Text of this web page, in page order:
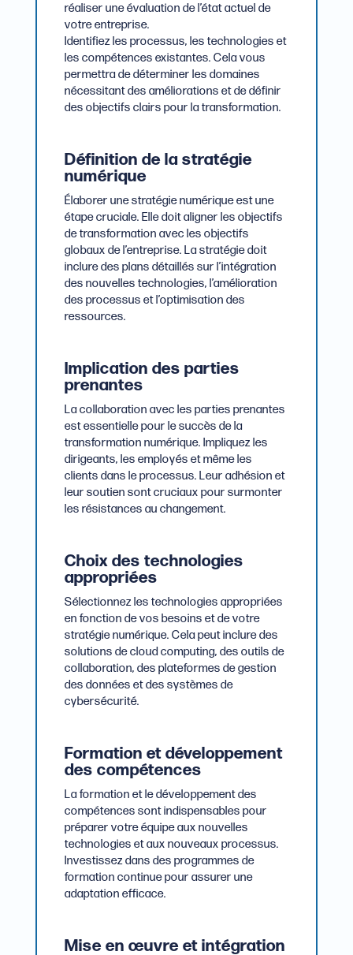
réaliser une évaluation de l’état actuel de
votre entreprise.
Identifiez les processus, les technologies et
les compétences existantes. Cela vous
permettra de déterminer les domaines
nécessitant des améliorations et de définir
des objectifs clairs pour la transformation.
Définition de la stratégie
numérique
Élaborer une stratégie numérique est une
étape cruciale. Elle doit aligner les objectifs
de transformation avec les objectifs
globaux de l’entreprise. La stratégie doit
inclure des plans détaillés sur l’intégration
des nouvelles technologies, l’amélioration
des processus et l’optimisation des
ressources.
Implication des parties
prenantes
La collaboration avec les parties prenantes
est essentielle pour le succès de la
transformation numérique. Impliquez les
dirigeants, les employés et même les
clients dans le processus. Leur adhésion et
leur soutien sont cruciaux pour surmonter
les résistances au changement.
Choix des technologies
appropriées
Sélectionnez les technologies appropriées
en fonction de vos besoins et de votre
stratégie numérique. Cela peut inclure des
solutions de cloud computing, des outils de
collaboration, des plateformes de gestion
des données et des systèmes de
cybersécurité.
Formation et développement
des compétences
La formation et le développement des
compétences sont indispensables pour
préparer votre équipe aux nouvelles
technologies et aux nouveaux processus.
Investissez dans des programmes de
formation continue pour assurer une
adaptation efficace.
Mise en œuvre et intégration